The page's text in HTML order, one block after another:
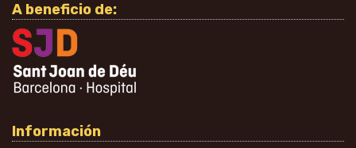
A beneficio de:
Información